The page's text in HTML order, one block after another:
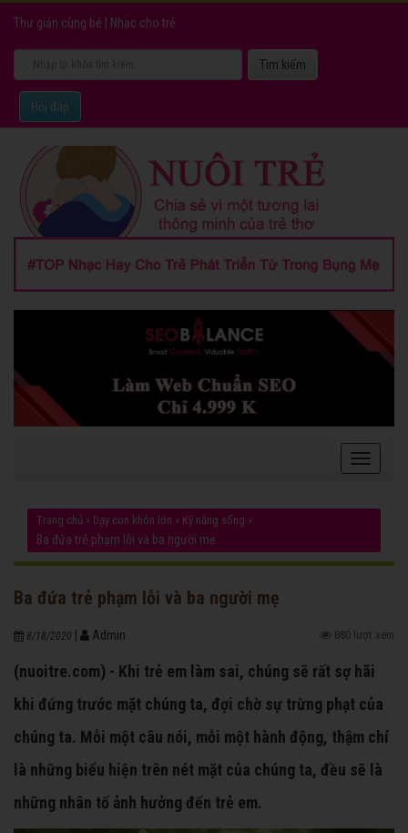
Thư giản cùng bé Nhạc cho trẻ
Hỏi đáp
Trang chủ » Dạy con khôn lớn » Kỹ năng sống »
Ba đứa trẻ phạm lỗi và ba người mẹ
Ba đứa trẻ phạm lỗi và ba người mẹ
8/18/2020 Admin 880 lượt xem
(nuoitre.com) - Khi trẻ em làm sai, chúng sẽ rất sợ hãi
khi đứng trước mặt chúng ta, đợi chờ sự trừng phạt của
chúng ta. Mỗi một câu nói, mỗi một hành động, thậm chí
là những biểu hiện trên nét mặt của chúng ta, đều sẽ là
những nhân tố ảnh hưởng đến trẻ em.